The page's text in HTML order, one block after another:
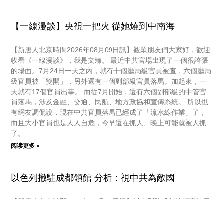
【一線漫談】央視一把火 從她燒到中南海
【新唐人北京時間2026年08月09日訊】觀眾朋友們大家好，歡迎
收看《一線漫談》，我是文臻。 最近中共官場出現了一個很誇張
的場面。7月24日一天之內，就有十個廳局級官員被查，六個廳局
級官員被「雙開」，另外還有一個副部級官員落馬。加起來，一
天就有17個官員出事。 而從7月開始，還有六個副部級的中管官
員落馬，涉及金融、交通、民航、地方政協和宣傳系統。 所以也
有網友調侃說，現在中共官員落馬已經成了「流水線作業」了，
而且大小官員也是人人自危，今早還在抓人、晚上可能就被人抓
了。
阅读更多 »
以色列撤駐成都領館 分析：視中共為敵國